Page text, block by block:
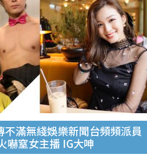
不滿無綫娛樂新聞台頻頻派員
嚇窒女主播 IG大呻